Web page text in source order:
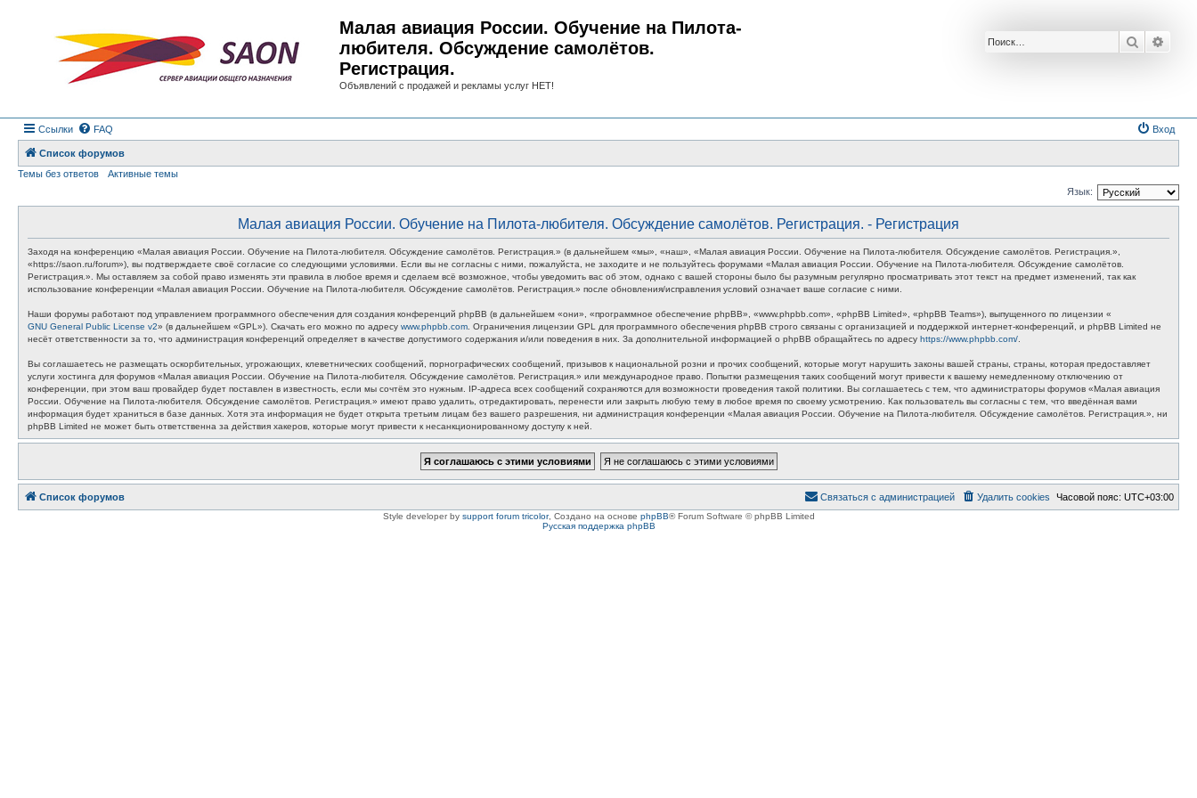
Малая авиация России. Обучение на Пилота-
любителя. Обсуждение самолётов.
Регистрация.
Объявлений с продажей и рекламы услуг НЕТ!
Поиск
Ссылки FAQ Вход
Список форумов
Темы без ответов
Активные темы
Язык:
Малая авиация России. Обучение на Пилота-любителя. Обсуждение самолётов. Регистрация. - Регистрация
Заходя на конференцию «Малая авиация России. Обучение на Пилота-любителя. Обсуждение самолётов. Регистрация.» (в дальнейшем «мы», «наш», «Малая авиация России. Обучение на Пилота-любителя. Обсуждение самолётов. Регистрация.»,
«https://saon.ru/forum»), вы подтверждаете своё согласие со следующими условиями. Если вы не согласны с ними, пожалуйста, не заходите и не пользуйтесь форумами «Малая авиация России. Обучение на Пилота-любителя. Обсуждение самолётов.
Регистрация.». Мы оставляем за собой право изменять эти правила в любое время и сделаем всё возможное, чтобы уведомить вас об этом, однако с вашей стороны было бы разумным регулярно просматривать этот текст на предмет изменений, так как
использование конференции «Малая авиация России. Обучение на Пилота-любителя. Обсуждение самолётов. Регистрация.» после обновления/исправления условий означает ваше согласие с ними.
Наши форумы работают под управлением программного обеспечения для создания конференций phpBB (в дальнейшем «они», «программное обеспечение phpBB», «www.phpbb.com», «phpBB Limited», «phpBB Teams»), выпущенного по лицензии «
GNU General Public License v2» (в дальнейшем «GPL»). Скачать его можно по адресу www.phpbb.com . Ограничения лицензии GPL для программного обеспечения phpBB строго связаны с организацией и поддержкой интернет-конференций, и phpBB Limited не
несёт ответственности за то, что администрация конференций определяет в качестве допустимого содержания и/или поведения в них. За дополнительной информацией о phpBB обращайтесь по адресу https://www.phpbb.com/
Вы соглашаетесь не размещать оскорбительных, угрожающих, клеветнических сообщений, порнографических сообщений, призывов к национальной розни и прочих сообщений, которые могут нарушить законы вашей страны, страны, которая предоставляет
услуги хостинга для форумов «Малая авиация России. Обучение на Пилота-любителя. Обсуждение самолётов. Регистрация.» или международное право. Попытки размещения таких сообщений могут привести к вашему немедленному отключению от
конференции, при этом ваш провайдер будет поставлен в известность, если мы сочтём это нужным. IP-адреса всех сообщений сохраняются для возможности проведения такой политики. Вы соглашаетесь с тем, что администраторы форумов «Малая авиация
России. Обучение на Пилота-любителя. Обсуждение самолётов. Регистрация.» имеют право удалить, отредактировать, перенести или закрыть любую тему в любое время по своему усмотрению. Как пользователь вы согласны с тем, что введённая вами
информация будет храниться в базе данных. Хотя эта информация не будет открыта третьим лицам без вашего разрешения, ни администрация конференции «Малая авиация России. Обучение на Пилота-любителя. Обсуждение самолётов. Регистрация.», ни
phpBB Limited не может быть ответственна за действия хакеров, которые могут привести к несанкционированному доступу к ней.
Список форумов Часовой пояс: UTC+03:00
Удалить cookies
Связаться с администрацией
Style developer by support forum tricolor, Создано на основе phpBB® Forum Software © phpBB Limited
Русская поддержка phpBB